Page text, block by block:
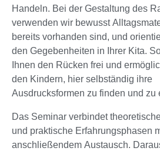
Handeln. Bei der Gestaltung des
verwenden wir bewusst
bereits vorhanden sind, und
den Gegebenheiten in Ihrer Kita.
Ihnen den Rücken frei und
den Kindern, hier selbständig ihre
Ausdrucksformen zu finden und zu
Das Seminar verbindet
und praktische Erfahrungsphasen
anschließendem Austausch.